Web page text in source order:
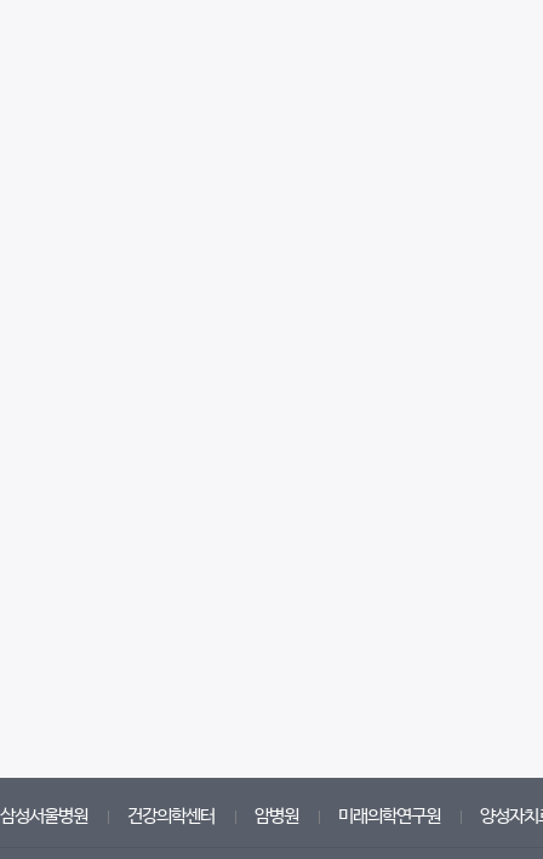
삼성서울병원 건강의학센터 암병원 미래의학연구원 양성자치